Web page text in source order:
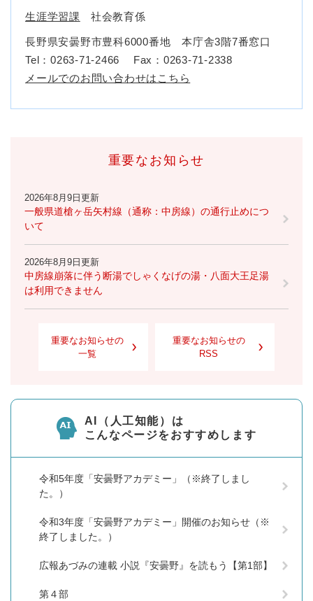
生涯学習課 社会教育係
長野県安曇野市豊科6000番地 本庁舎3階7番窓口
Tel：0263-71-2466
Fax：0263-71-2338
メールでのお問い合わせはこちら
重要なお知らせ
2026年8月9日更新
一般県道槍ヶ岳矢村線（通称：中房線）の通行止めにつ
いて
2026年8月9日更新
中房線崩落に伴う断湯でしゃくなげの湯・八面大王足湯
は利用できません
重要なお知らせの
一覧
重要なお知らせの
RSS
AI（人工知能）は
こんなページをおすすめします
令和5年度「安曇野アカデミー」（※終了しまし
た。）
令和3年度「安曇野アカデミー」開催のお知らせ（※
終了しました。）
広報あづみの連載 小説『安曇野』を読もう【第1部】
第４部